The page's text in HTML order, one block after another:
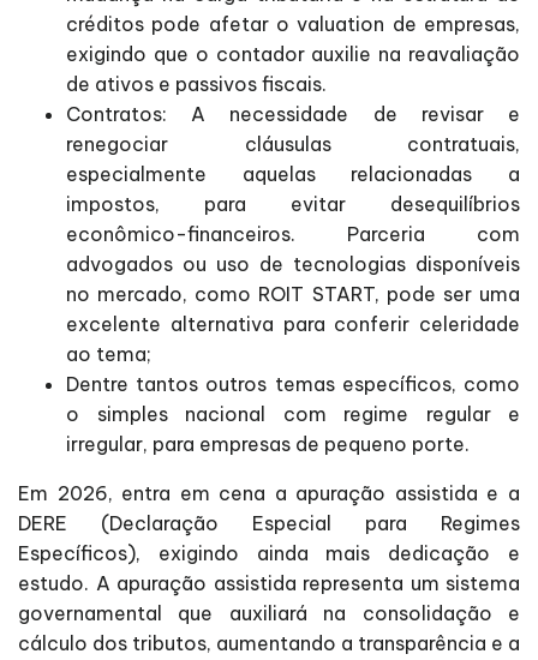
créditos pode afetar o valuation de empresas,
exigindo que o contador auxilie na reavaliação
de ativos e passivos fiscais.
Contratos: A necessidade de revisar e
renegociar cláusulas contratuais,
especialmente aquelas relacionadas a
impostos, para evitar desequilíbrios
econômico-financeiros. Parceria com
advogados ou uso de tecnologias disponíveis
no mercado, como ROIT START, pode ser uma
excelente alternativa para conferir celeridade
ao tema;
Dentre tantos outros temas específicos, como
o simples nacional com regime regular e
irregular, para empresas de pequeno porte.
Em 2026, entra em cena a apuração assistida e a
DERE (Declaração Especial para Regimes
Específicos), exigindo ainda mais dedicação e
estudo. A apuração assistida representa um sistema
governamental que auxiliará na consolidação e
cálculo dos tributos, aumentando a transparência e a